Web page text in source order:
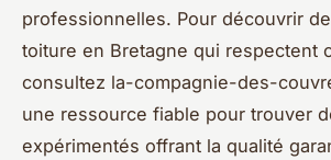
professionnelles. Pour découvrir
toiture en Bretagne qui respectent
consultez la-compagnie-des-
une ressource fiable pour trouver
expérimentés offrant la qualité